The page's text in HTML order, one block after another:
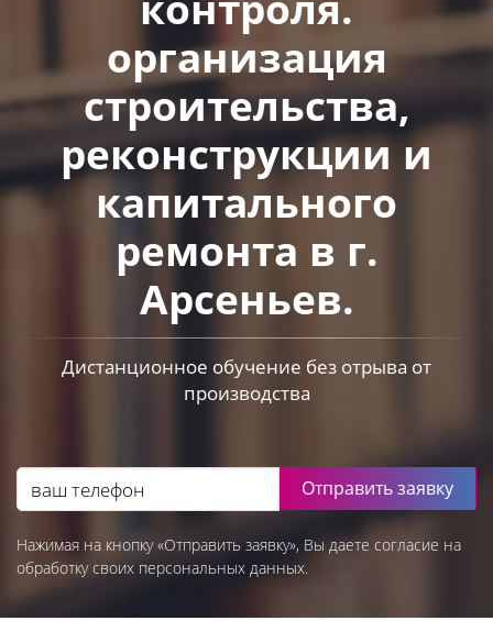
организация
строительства,
реконструкции и
капитального
ремонта в г.
Арсеньев.
Дистанционное обучение без отрыва от
производства
Отправить заявку
Нажимая на кнопку «Отправить заявку», Вы даете согласие на
обработку своих персональных данных.